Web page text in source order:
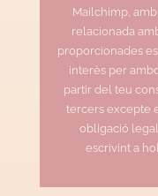
Mailchimp,
relacionada
proporcionades
interès per
partir del teu
tercers excepte
obligació
escrivint a